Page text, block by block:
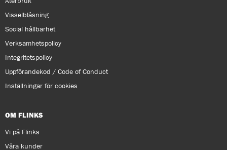
Visselblåsning
Social hållbarhet
Verksamhetspolicy
Integritetspolicy
Uppförandekod / Code of Conduct
Inställningar för cookies
OM FLINKS
Vi på Flinks
Våra kunder